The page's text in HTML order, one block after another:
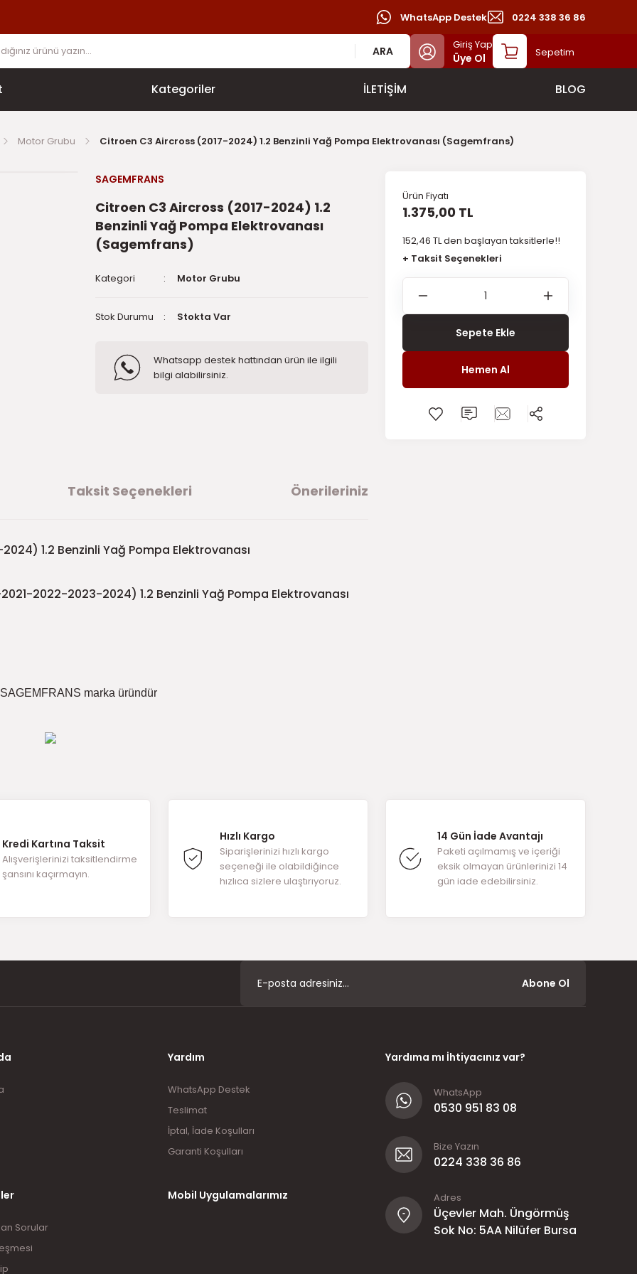
WhatsApp Destek 0224 338 36 86
ARA Giriş Yap
Üye Ol Sepetim
Kategoriler İLETİŞİM BLOG
Motor Grubu Citroen C3 Aircross (2017-2024) 1.2 Benzinli Yağ Pompa Elektrovanası (Sagemfrans)
SAGEMFRANS
Citroen C3 Aircross (2017-2024) 1.2
Benzinli Yağ Pompa Elektrovanası
(Sagemfrans)
Kategori Motor Grubu
Stok Durumu Stokta Var
Whatsapp destek hattından ürün ile ilgili
bilgi alabilirsiniz.
Ürün Fiyatı
1.375,00 TL
152,46 TL den başlayan taksitlerle!!
+ Taksit Seçenekleri
Sepete Ekle
Hemen Al
Taksit Seçenekleri Önerileriniz
1.2 Benzinli Yağ Pompa Elektrovanası
2022-2023-2024) 1.2 Benzinli Yağ Pompa Elektrovanası
marka üründür
ilk yorumu siz yapın!
Yorum Yaz
Kredi Kartına Taksit
Alışverişlerinizi taksitlendirme
şansını kaçırmayın.
Hızlı Kargo
Siparişlerinizi hızlı kargo
seçeneği ile olabildiğince
hızlıca sizlere ulaştırıyoruz.
14 Gün İade Avantajı
Paketi açılmamış ve içeriği
eksik olmayan ürünlerinizi 14
gün iade edebilirsiniz.
Abone Ol
Sorular
Yardım
WhatsApp Destek
Teslimat
İptal, İade Koşulları
Garanti Koşulları
Mobil Uygulamalarımız
Yardıma mı İhtiyacınız var?
WhatsApp
0530 951 83 08
Bize Yazın
0224 338 36 86
Adres
Üçevler Mah. Üngörmüş
Sok No: 5AA Nilüfer Bursa